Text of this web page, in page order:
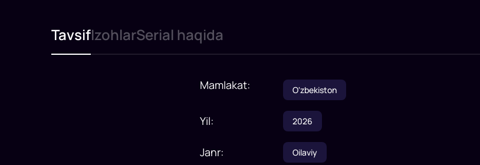
TavsifIzohlarSerial haqida
Mamlakat: O'zbekiston
Yil: 2026
Janr: Oilaviy